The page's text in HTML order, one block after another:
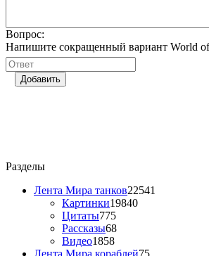
Вопрос:
Напишите сокращенный вариант World
Добавить
Разделы
Лента Мира танков22541
Картинки19840
Цитаты775
Рассказы68
Видео1858